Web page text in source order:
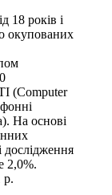
18 років і
окупованих
(Computer
На основі
дослідження
2,0%.
р.